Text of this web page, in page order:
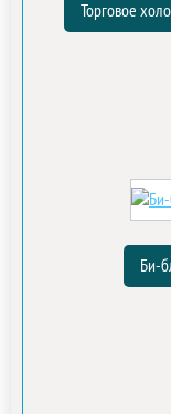
Торговое
Би-